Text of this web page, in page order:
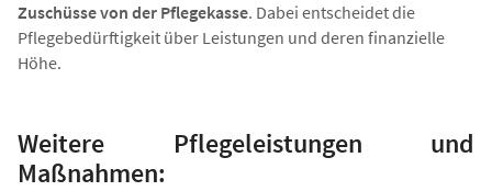
Zuschüsse von der Pflegekasse. Dabei entscheidet die
Pflegebedürftigkeit über Leistungen und deren finanzielle
Höhe.
Weitere Pflegeleistungen und
Maßnahmen: